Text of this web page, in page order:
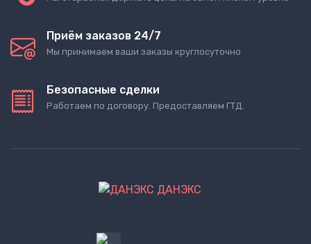
Приём заказов 24/7
Мы принимаем ваши заказы круглосуточно
Безопасные сделки
Работаем по договору. Предоставляем ГТД.
ДАНЭКС